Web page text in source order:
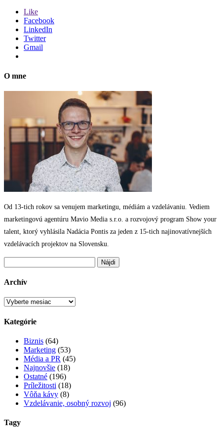
Like
Facebook
LinkedIn
Twitter
Gmail
O mne
Od 13-tich rokov sa venujem marketingu, médiám a vzdelávaniu. Vediem
marketingovú agentúru Mavio Media s.r.o. a rozvojový program Show your
talent, ktorý vyhlásila Nadácia Pontis za jeden z 15-tich najinovatívnejších
vzdelávacích projektov na Slovensku.
Archív
Archív
Kategórie
Biznis (64)
Marketing (53)
Média a PR (45)
Najnovšie (18)
Ostatné (196)
Príležitosti (18)
Vôňa kávy (8)
Vzdelávanie, osobný rozvoj (96)
Tagy